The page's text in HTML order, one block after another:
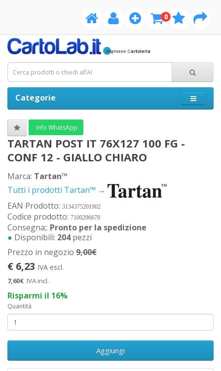
0
Categorie
Info WhatsApp
TARTAN POST IT 76X127 100 FG -
CONF 12 - GIALLO CHIARO
Marca: Tartan™
Tutti i prodotti Tartan™ →
EAN Prodotto: 3134375201902
Codice prodotto: 7100296678
Consegna;: Pronto per la spedizione
● Disponibili: 204pezzi
Prezzo in negozio 9,00€
€ 6,23 IVA escl.
7,60€ IVA incl.
Risparmi il 16%
Quantità
Aggiungi